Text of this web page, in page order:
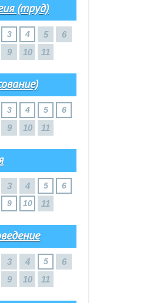
(труд)
3 4 5
6
9 10 11
3 4 5 6
9 10 11
3 4 5
6
9 10 11
3 4 5
6
9 10 11